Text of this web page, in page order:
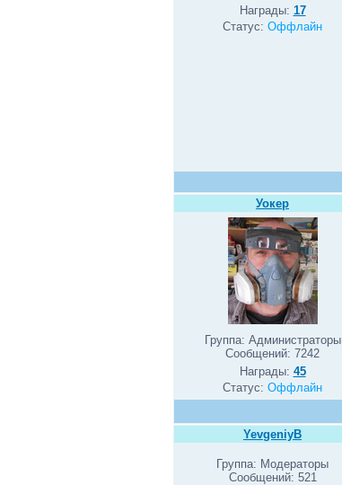
Награды: 17
Статус: Оффлайн
Уокер
Группа: Администраторы
Сообщений: 7242
Награды: 45
Статус: Оффлайн
YevgeniyB
Группа: Модераторы
Сообщений: 521